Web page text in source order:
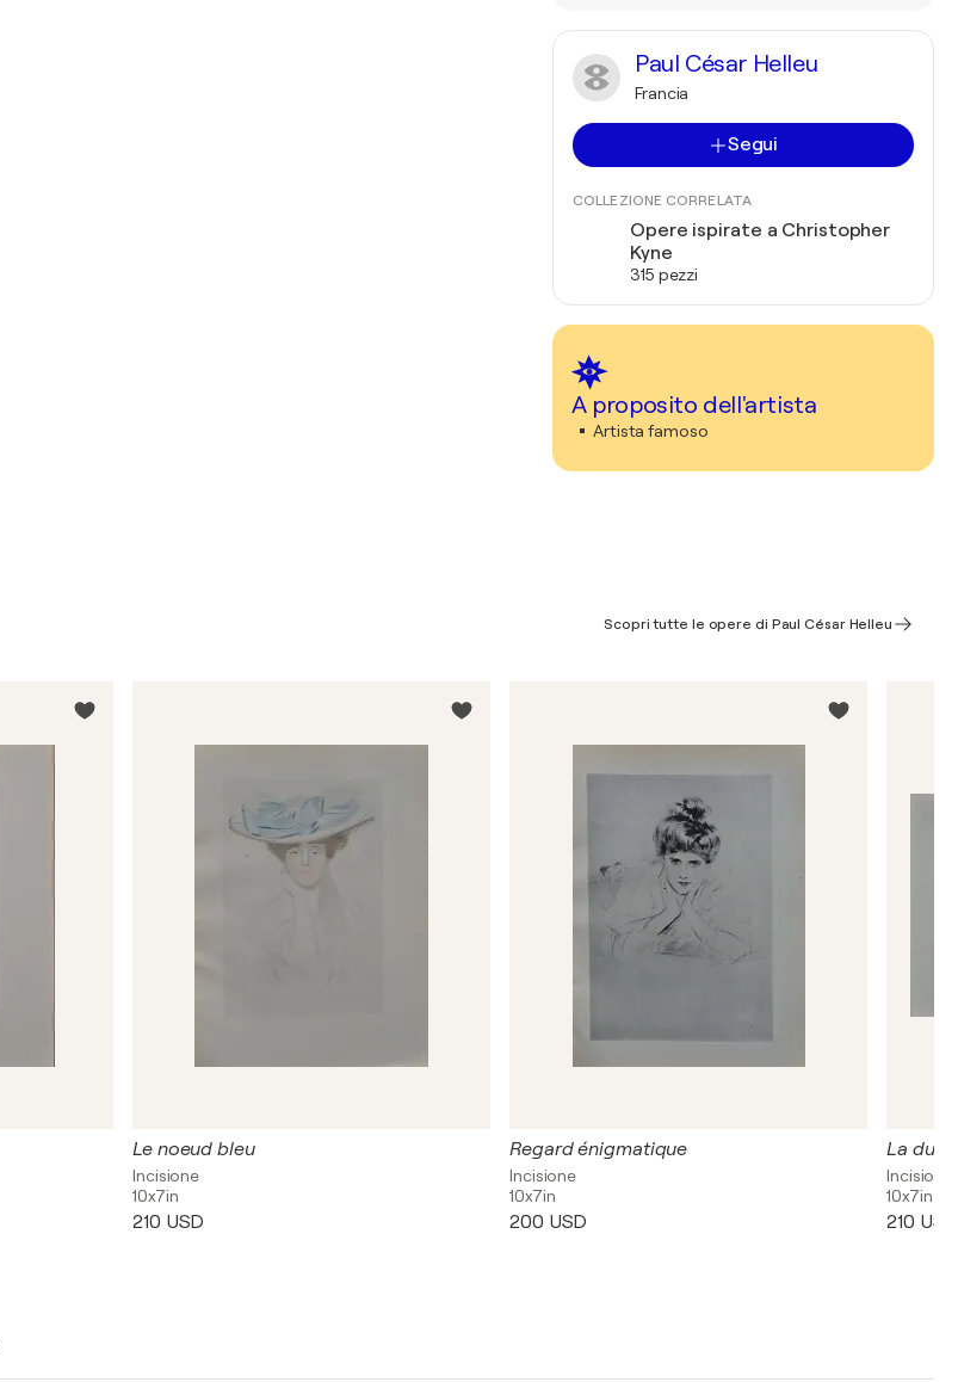
Paul César Helleu
Francia
Segui
COLLEZIONE CORRELATA
Opere ispirate a Christopher
Kyne
315 pezzi
A proposito dell'artista
Artista famoso
Scopri tutte le opere di Paul César Helleu
Le noeud bleu
Incisione
10x7in
210 USD
Regard énigmatique
Incisione
10x7in
200 USD
La
Incisione
10x7in
210 USD